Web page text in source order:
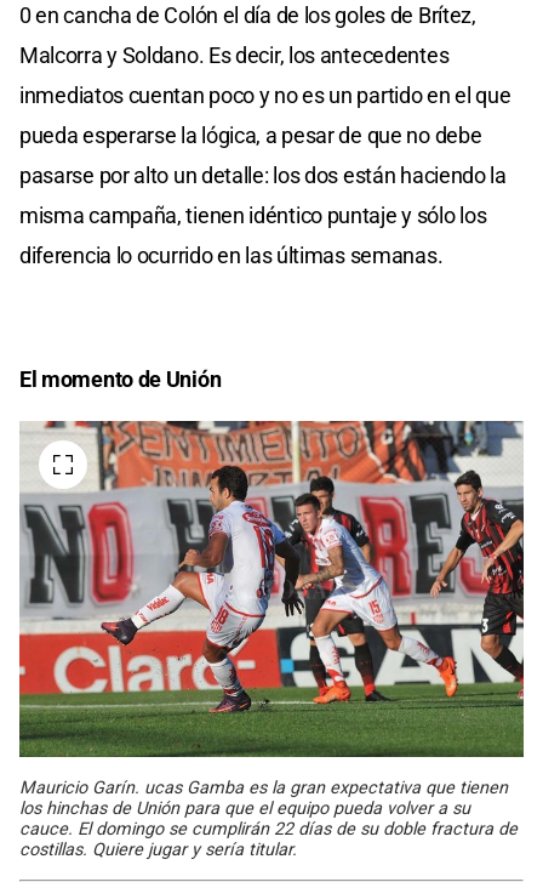
0 en cancha de Colón el día de los goles de Brítez,
Malcorra y Soldano. Es decir, los antecedentes
inmediatos cuentan poco y no es un partido en el que
pueda esperarse la lógica, a pesar de que no debe
pasarse por alto un detalle: los dos están haciendo la
misma campaña, tienen idéntico puntaje y sólo los
diferencia lo ocurrido en las últimas semanas.
El momento de Unión
Mauricio Garín. ucas Gamba es la gran expectativa que tienen
los hinchas de Unión para que el equipo pueda volver a su
cauce. El domingo se cumplirán 22 días de su doble fractura de
costillas. Quiere jugar y sería titular.